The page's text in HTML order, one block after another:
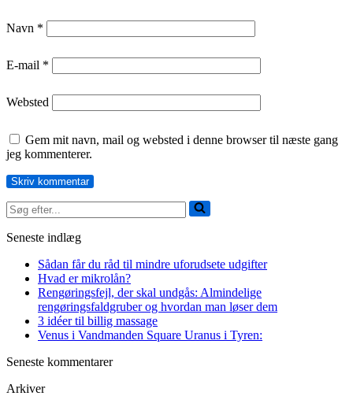
Navn *
E-mail *
Websted
Gem mit navn, mail og websted i denne browser til næste gang
jeg kommenterer.
Søg
efter...
Seneste indlæg
Sådan får du råd til mindre uforudsete udgifter
Hvad er mikrolån?
Rengøringsfejl, der skal undgås: Almindelige
rengøringsfaldgruber og hvordan man løser dem
3 idéer til billig massage
Venus i Vandmanden Square Uranus i Tyren:
Seneste kommentarer
Arkiver